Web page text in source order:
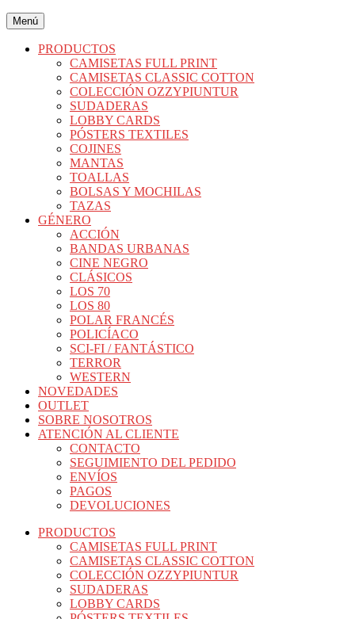
Menú
PRODUCTOS
CAMISETAS FULL PRINT
CAMISETAS CLASSIC COTTON
COLECCIÓN OZZYPIUNTUR
SUDADERAS
LOBBY CARDS
PÓSTERS TEXTILES
COJINES
MANTAS
TOALLAS
BOLSAS Y MOCHILAS
TAZAS
GÉNERO
ACCIÓN
BANDAS URBANAS
CINE NEGRO
CLÁSICOS
LOS 70
LOS 80
POLAR FRANCÉS
POLICÍACO
SCI-FI / FANTÁSTICO
TERROR
WESTERN
NOVEDADES
OUTLET
SOBRE NOSOTROS
ATENCIÓN AL CLIENTE
CONTACTO
SEGUIMIENTO DEL PEDIDO
ENVÍOS
PAGOS
DEVOLUCIONES
PRODUCTOS
CAMISETAS FULL PRINT
CAMISETAS CLASSIC COTTON
COLECCIÓN OZZYPIUNTUR
SUDADERAS
LOBBY CARDS